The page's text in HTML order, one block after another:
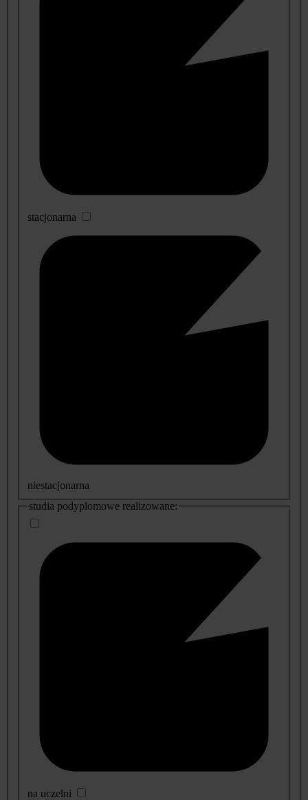
stacjonarna
niestacjonarna
studia podyplomowe realizowane:
na uczelni